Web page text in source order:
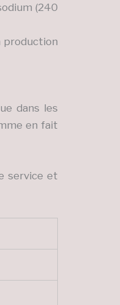
(240
production
dans les
en fait
service et